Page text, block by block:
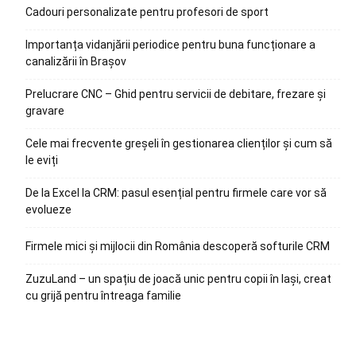
Cadouri personalizate pentru profesori de sport
Importanța vidanjării periodice pentru buna funcționare a
canalizării în Brașov
Prelucrare CNC – Ghid pentru servicii de debitare, frezare și
gravare
Cele mai frecvente greșeli în gestionarea clienților și cum să
le eviți
De la Excel la CRM: pasul esențial pentru firmele care vor să
evolueze
Firmele mici și mijlocii din România descoperă softurile CRM
ZuzuLand – un spațiu de joacă unic pentru copii în Iași, creat
cu grijă pentru întreaga familie